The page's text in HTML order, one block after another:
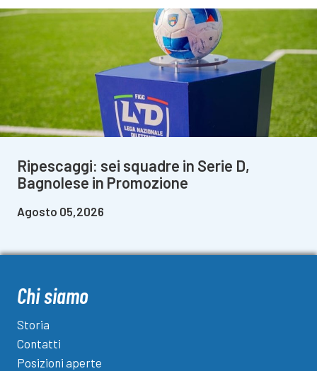
Ripescaggi: sei squadre in Serie D,
Bagnolese in Promozione
Agosto 05,2026
Chi siamo
Storia
Contatti
Posizioni aperte